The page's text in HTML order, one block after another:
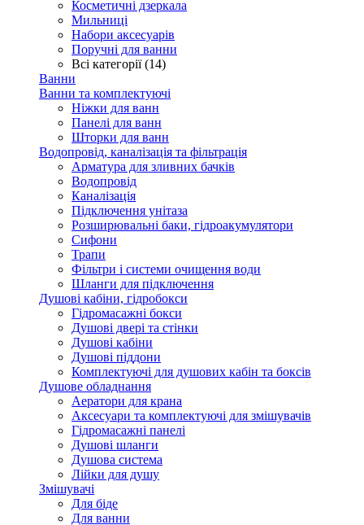
Косметичні дзеркала
Мильниці
Набори аксесуарів
Поручні для ванни
Всі категорії (14)
Ванни
Ванни та комплектуючі
Ніжки для ванн
Панелі для ванн
Шторки для ванн
Водопровід, каналізація та фільтрація
Арматура для зливних бачків
Водопровід
Каналізація
Підключення унітаза
Розширювальні баки, гідроакумулятори
Сифони
Трапи
Фільтри і системи очищення води
Шланги для підключення
Душові кабіни, гідробокси
Гідромасажні бокси
Душові двері та стінки
Душові кабіни
Душові піддони
Комплектуючі для душових кабін та боксів
Душове обладнання
Аератори для крана
Аксесуари та комплектуючі для змішувачів
Гідромасажні панелі
Душові шланги
Душова система
Лійки для душу
Змішувачі
Для біде
Для ванни